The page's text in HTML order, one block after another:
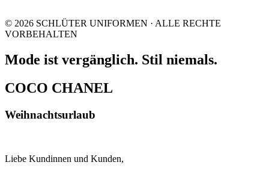
© 2026 SCHLÜTER UNIFORMEN · ALLE RECHTE
VORBEHALTEN
Mode ist vergänglich. Stil niemals.
COCO CHANEL
Weihnachtsurlaub
Liebe Kundinnen und Kunden,